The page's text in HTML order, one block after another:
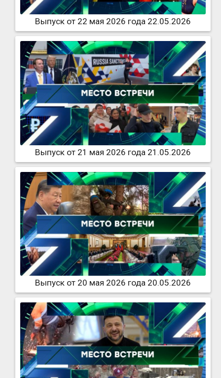
Выпуск от 22 мая 2026 года 22.05.2026
Выпуск от 21 мая 2026 года 21.05.2026
Выпуск от 20 мая 2026 года 20.05.2026